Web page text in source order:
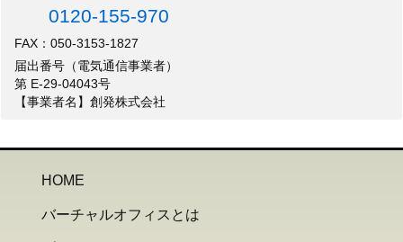
0120-155-970
FAX：050-3153-1827
届出番号（電気通信事業者）
第 E-29-04043号
【事業者名】創発株式会社
HOME
バーチャルオフィスとは